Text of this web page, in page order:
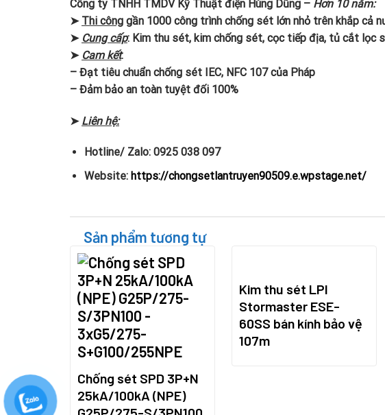
Công ty TNHH TMDV Kỹ Thuật điện Hùng Dũng – Hơn 10 năm:
➤ Thi công gần 1000 công trình chống sét lớn nhỏ trên khắp cả
➤ Cung cấp: Kim thu sét, kim chống sét, cọc tiếp địa, tủ cắt lọc
➤ Cam kết:
– Đạt tiêu chuẩn chống sét IEC, NFC 107 của Pháp
– Đảm bảo an toàn tuyệt đối 100%
➤ Liên hệ:
Hotline/ Zalo: 0925 038 097
Website: https://chongsetlantruyen90509.e.wpstage.net/
Sản phẩm tương tự
Chống sét SPD 3P+N
25kA/100kA (NPE)
Kim thu sét LPI
Stormaster ESE-
60SS bán kính bảo vệ
107m